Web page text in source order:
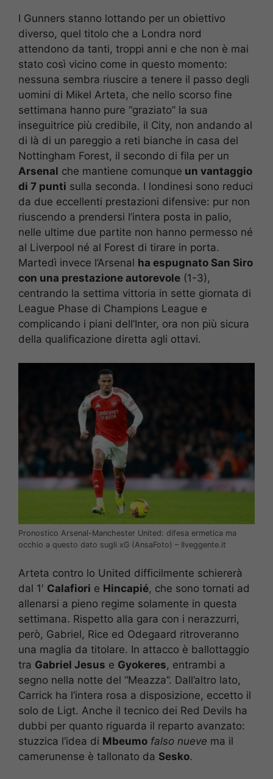
I Gunners stanno lottando per un obiettivo
diverso, quel titolo che a Londra nord
attendono da tanti, troppi anni e che non è mai
stato così vicino come in questo momento:
nessuna sembra riuscire a tenere il passo degli
uomini di Mikel Arteta, che nello scorso fine
settimana hanno pure “graziato” la sua
inseguitrice più credibile, il City, non andando al
di là di un pareggio a reti bianche in casa del
Nottingham Forest, il secondo di fila per un
Arsenal che mantiene comunque un vantaggio
di 7 punti sulla seconda. I londinesi sono reduci
da due eccellenti prestazioni difensive: pur non
riuscendo a prendersi l’intera posta in palio,
nelle ultime due partite non hanno permesso né
al Liverpool né al Forest di tirare in porta.
Martedì invece l’Arsenal ha espugnato San Siro
con una prestazione autorevole (1-3),
centrando la settima vittoria in sette giornata di
League Phase di Champions League e
complicando i piani dell’Inter, ora non più sicura
della qualificazione diretta agli ottavi.
Pronostico Arsenal-Manchester United: difesa ermetica ma
occhio a questo dato sugli xG (AnsaFoto) – Ilveggente.it
Arteta contro lo United difficilmente schiererà
dal 1′ Calafiori e Hincapié, che sono tornati ad
allenarsi a pieno regime solamente in questa
settimana. Rispetto alla gara con i nerazzurri,
però, Gabriel, Rice ed Odegaard ritroveranno
una maglia da titolare. In attacco è ballottaggio
tra Gabriel Jesus e Gyokeres, entrambi a
segno nella notte del “Meazza”. Dall’altro lato,
Carrick ha l’intera rosa a disposizione, eccetto il
solo de Ligt. Anche il tecnico dei Red Devils ha
dubbi per quanto riguarda il reparto avanzato:
stuzzica l’idea di Mbeumo falso nueve ma il
camerunense è tallonato da Sesko.